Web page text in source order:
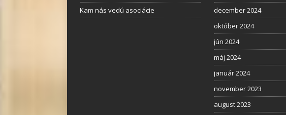
Kam nás vedú asociácie
december 2024
október 2024
jún 2024
máj 2024
január 2024
november 2023
august 2023